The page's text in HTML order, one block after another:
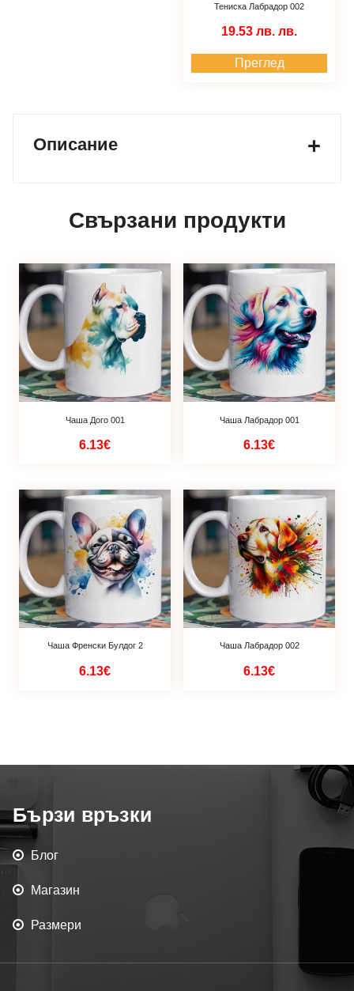
Тениска Лабрадор 002
19.53 лв. лв.
Преглед
Описание
Свързани продукти
Чаша Дого 001
6.13€
Чаша Лабрадор 001
6.13€
Чаша Френски Булдог 2
6.13€
Чаша Лабрадор 002
6.13€
Бързи връзки
Блог
Магазин
Размери